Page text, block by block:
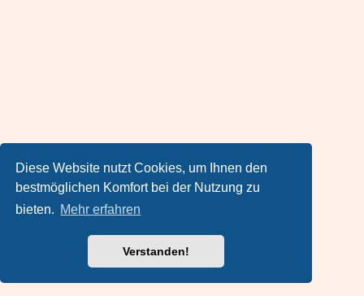
Diese Website nutzt Cookies, um Ihnen den
bestmöglichen Komfort bei der Nutzung zu
bieten. Mehr erfahren
Verstanden!